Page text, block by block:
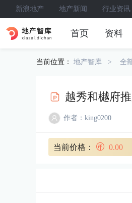
新浪地产 地产新闻 行业资讯
首页 资料
当前位置： 地产智库 全
越秀和樾府
作者：king0200
当前价格： 0.00